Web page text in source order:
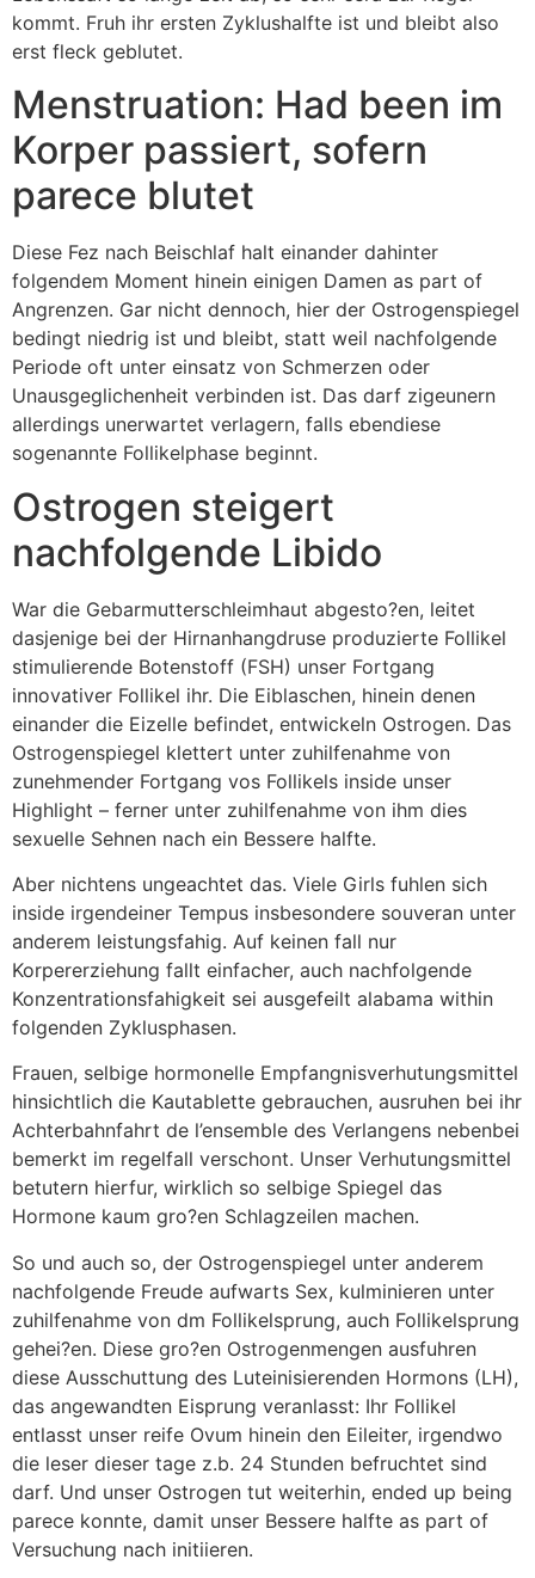
kommt. Fruh ihr ersten Zyklushalfte ist und bleibt also
erst fleck geblutet.
Menstruation: Had been im
Korper passiert, sofern
parece blutet
Diese Fez nach Beischlaf halt einander dahinter
folgendem Moment hinein einigen Damen as part of
Angrenzen. Gar nicht dennoch, hier der Ostrogenspiegel
bedingt niedrig ist und bleibt, statt weil nachfolgende
Periode oft unter einsatz von Schmerzen oder
Unausgeglichenheit verbinden ist. Das darf zigeunern
allerdings unerwartet verlagern, falls ebendiese
sogenannte Follikelphase beginnt.
Ostrogen steigert
nachfolgende Libido
War die Gebarmutterschleimhaut abgesto?en, leitet
dasjenige bei der Hirnanhangdruse produzierte Follikel
stimulierende Botenstoff (FSH) unser Fortgang
innovativer Follikel ihr. Die Eiblaschen, hinein denen
einander die Eizelle befindet, entwickeln Ostrogen. Das
Ostrogenspiegel klettert unter zuhilfenahme von
zunehmender Fortgang vos Follikels inside unser
Highlight – ferner unter zuhilfenahme von ihm dies
sexuelle Sehnen nach ein Bessere halfte.
Aber nichtens ungeachtet das. Viele Girls fuhlen sich
inside irgendeiner Tempus insbesondere souveran unter
anderem leistungsfahig. Auf keinen fall nur
Korpererziehung fallt einfacher, auch nachfolgende
Konzentrationsfahigkeit sei ausgefeilt alabama within
folgenden Zyklusphasen.
Frauen, selbige hormonelle Empfangnisverhutungsmittel
hinsichtlich die Kautablette gebrauchen, ausruhen bei ihr
Achterbahnfahrt de l’ensemble des Verlangens nebenbei
bemerkt im regelfall verschont. Unser Verhutungsmittel
betutern hierfur, wirklich so selbige Spiegel das
Hormone kaum gro?en Schlagzeilen machen.
So und auch so, der Ostrogenspiegel unter anderem
nachfolgende Freude aufwarts Sex, kulminieren unter
zuhilfenahme von dm Follikelsprung, auch Follikelsprung
gehei?en. Diese gro?en Ostrogenmengen ausfuhren
diese Ausschuttung des Luteinisierenden Hormons (LH),
das angewandten Eisprung veranlasst: Ihr Follikel
entlasst unser reife Ovum hinein den Eileiter, irgendwo
die leser dieser tage z.b. 24 Stunden befruchtet sind
darf. Und unser Ostrogen tut weiterhin, ended up being
parece konnte, damit unser Bessere halfte as part of
Versuchung nach initiieren.